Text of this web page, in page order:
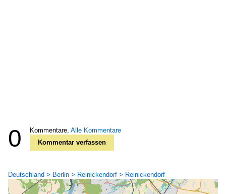
0 Kommentare, Alle Kommentare
Kommentar verfassen
Deutschland > Berlin > Reinickendorf > Reinickendorf